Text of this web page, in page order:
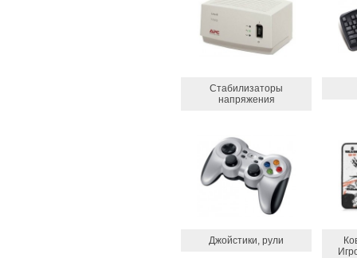
Стабилизаторы
напряжения
Джойстики, рули